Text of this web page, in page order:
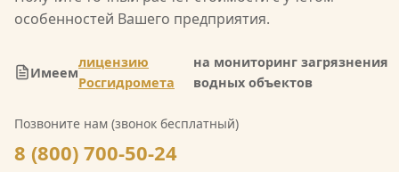
области гидрометеорологии, включающую
водных объектов и почв. Также имеется допуск
СРО на выполнение инженерно-экологических
Росгидромета можно ознакомиться на сайте.
особенностей Вашего предприятия.
Имеем
лицензию
Росгидромета
на мониторинг загрязнения
водных объектов
Позвоните нам (звонок бесплатный)
8 (800) 700-50-24